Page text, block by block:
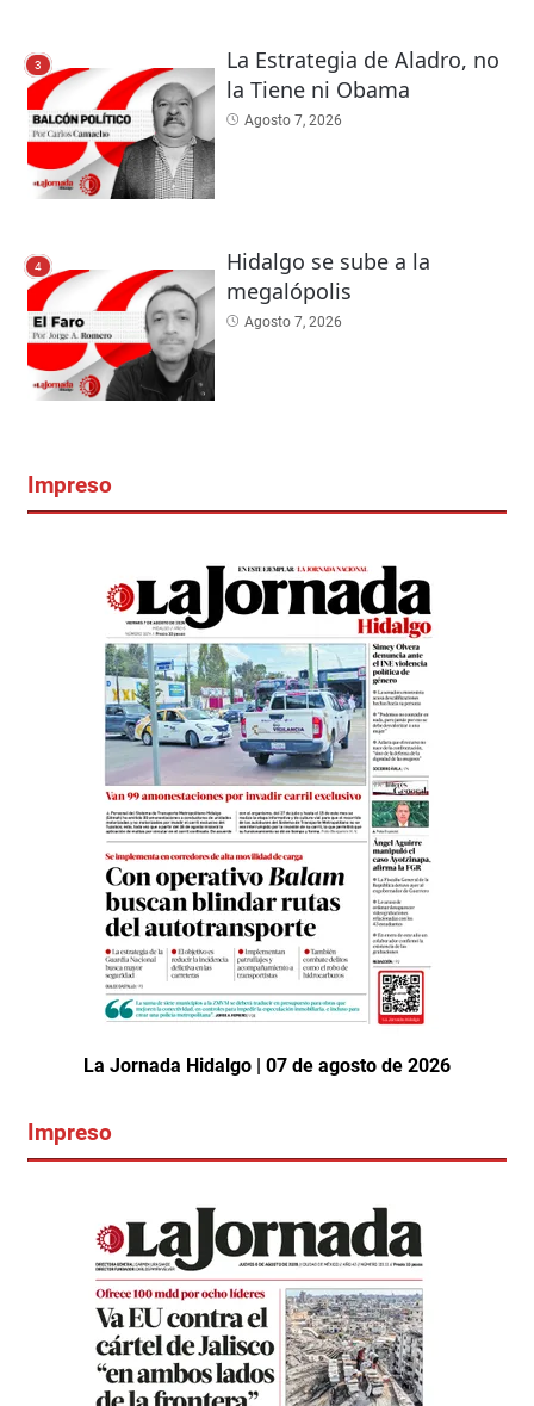
3
La Estrategia de Aladro, no
la Tiene ni Obama
Agosto 7, 2026
4
Hidalgo se sube a la
megalópolis
Agosto 7, 2026
Impreso
La Jornada Hidalgo | 07 de agosto de 2026
Impreso